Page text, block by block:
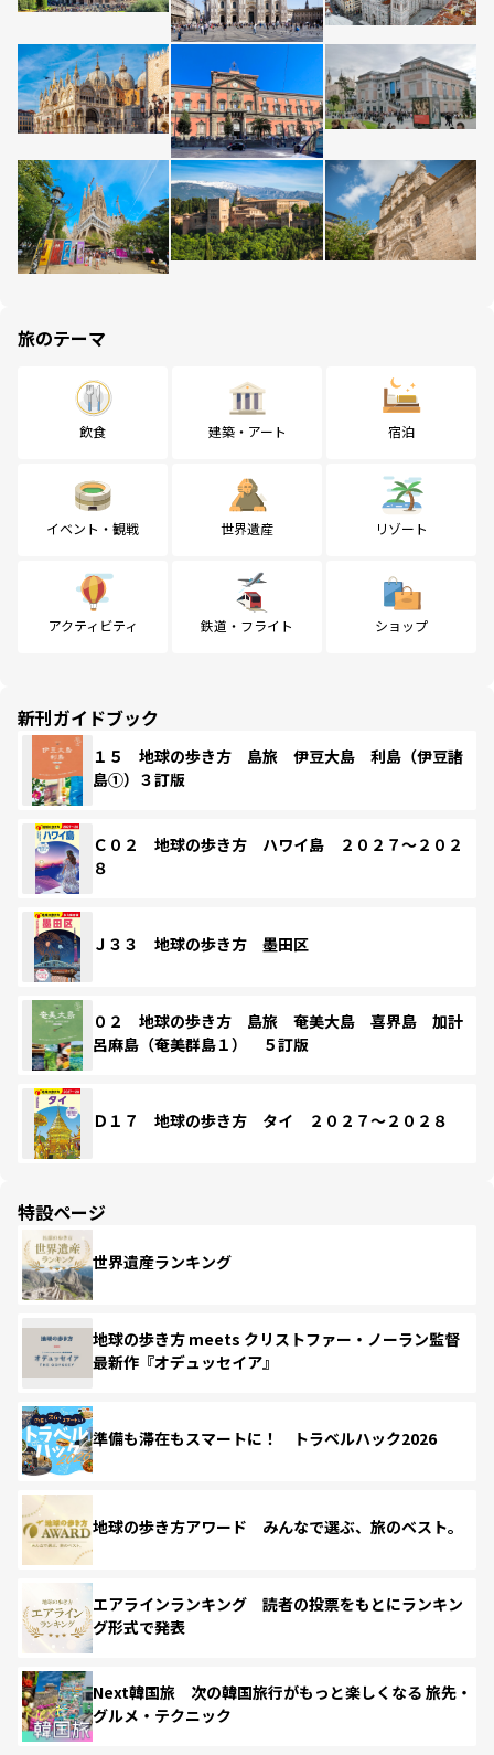
旅のテーマ
飲食 建築・アート 宿泊
イベント・観戦 世界遺産 リゾート
アクティビティ 鉄道・フライト ショップ
新刊ガイドブック
１５ 地球の歩き方 島旅 伊豆大島 利島（伊豆諸
島①）３訂版
Ｃ０２ 地球の歩き方 ハワイ島 ２０２７～２０２
８
Ｊ３３ 地球の歩き方 墨田区
０２ 地球の歩き方 島旅 奄美大島 喜界島 加計
呂麻島（奄美群島１） ５訂版
Ｄ１７ 地球の歩き方 タイ ２０２７～２０２８
特設ページ
世界遺産ランキング
地球の歩き方 meets クリストファー・ノーラン監督
最新作『オデュッセイア』
準備も滞在もスマートに！ トラベルハック2026
地球の歩き方アワード みんなで選ぶ、旅のベスト。
エアラインランキング 読者の投票をもとにランキン
グ形式で発表
Next韓国旅 次の韓国旅行がもっと楽しくなる 旅先・
グルメ・テクニック